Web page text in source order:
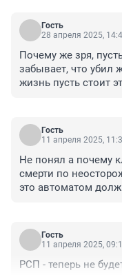
Гость
28 апреля 2025,
Почему же зря,
забывает, что убил
жизнь пусть стоит
Гость
11 апреля 2025,
Не понял а почему
смерти по
это автоматом
совершает
или нет, неважно.
заставлял, а он сел
100% случаях
Гость
11 апреля 2025,
РСП - теперь не